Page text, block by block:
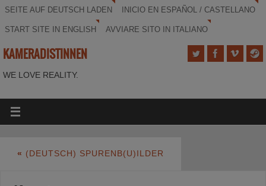
SEITE AUF DEUTSCH LADEN INICIO EN ESPAÑOL / CASTELLANO
START SITE IN ENGLISH AVVIARE SITO IN ITALIANO
KAMERADISTINNEN
WE LOVE REALITY.
« (DEUTSCH) SPURENB(U)ILDER